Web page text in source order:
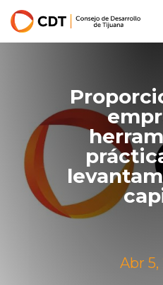
Abr 5,